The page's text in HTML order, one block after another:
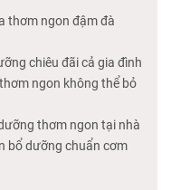
thơm ngon đậm đà
chiêu đãi cả gia đình
ngon không thể bỏ
thơm ngon tại nhà
bổ dưỡng chuẩn cơm